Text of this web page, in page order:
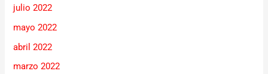
julio 2022
mayo 2022
abril 2022
marzo 2022